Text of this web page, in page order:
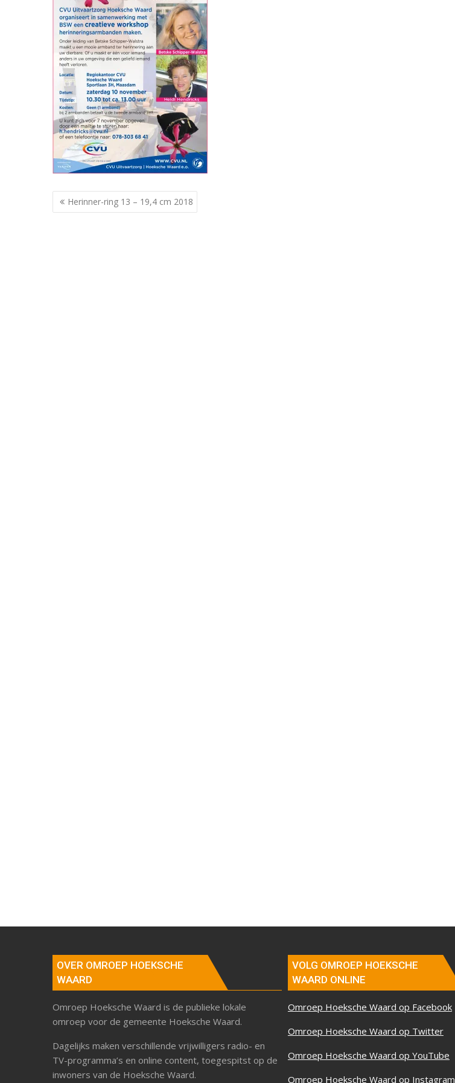
Berichtnavigatie
Herinner-ring 13 – 19,4 cm 2018
OVER OMROEP HOEKSCHE
WAARD
Omroep Hoeksche Waard is de publieke lokale
omroep voor de gemeente Hoeksche Waard.
Dagelijks maken verschillende vrijwilligers radio- en
TV-programma’s en online content, toegespitst op de
inwoners van de Hoeksche Waard.
VOLG OMROEP HOEKSCHE
WAARD ONLINE
Omroep Hoeksche Waard op Facebook
Omroep Hoeksche Waard op Twitter
Omroep Hoeksche Waard op YouTube
Omroep Hoeksche Waard op Instagram